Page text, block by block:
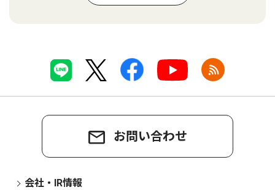
お問い合わせ
会社・IR情報